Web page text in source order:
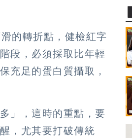
的轉折點，健檢紅字
段，必須採取比年輕
充足的蛋白質攝取，
」，這時的重點，要
，尤其要打破傳統